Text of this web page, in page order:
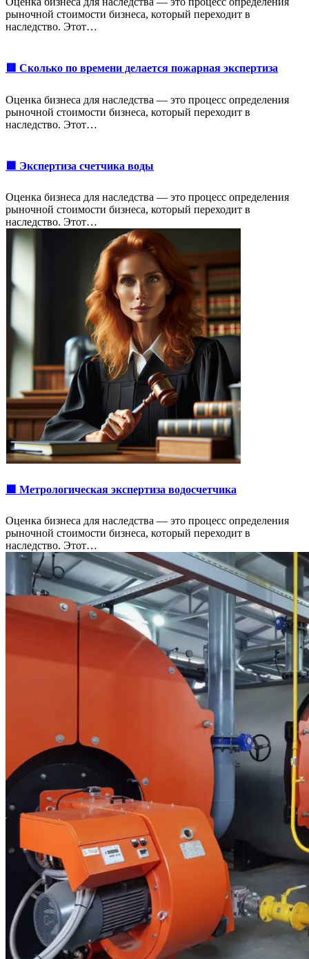
рыночной стоимости бизнеса, который переходит в
наследство. Этот…
🟥 Сколько по времени делается пожарная экспертиза
Оценка бизнеса для наследства — это процесс определения
рыночной стоимости бизнеса, который переходит в
наследство. Этот…
🟩 Экспертиза счетчика воды
Оценка бизнеса для наследства — это процесс определения
рыночной стоимости бизнеса, который переходит в
наследство. Этот…
🟩 Метрологическая экспертиза водосчетчика
Оценка бизнеса для наследства — это процесс определения
рыночной стоимости бизнеса, который переходит в
наследство. Этот…